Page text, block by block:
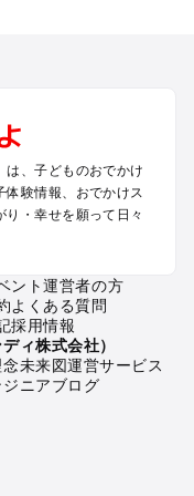
、子どものおでかけ
験情報、おでかけス
・幸せを願って日々
ント運営者の方
よくある質問
採用情報
ィ株式会社）
未来図運営サービス
ジニアブログ